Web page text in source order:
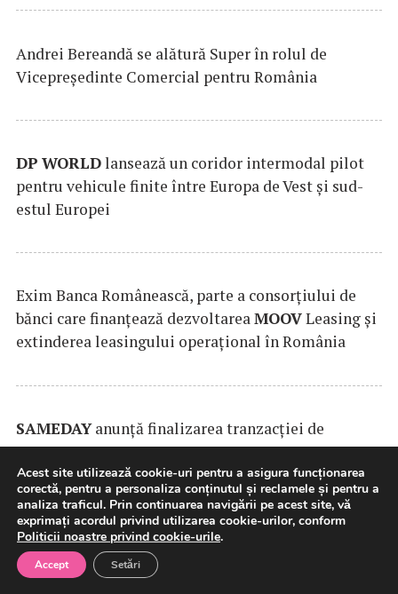
Andrei Bereandă se alătură Super în rolul de
Vicepreședinte Comercial pentru România
DP WORLDlansează un coridor intermodal pilot
pentru vehicule finite între Europa de Vest și sud-
estul Europei
Exim Banca Românească, parte a consorțiului de
bănci care finanțează dezvoltareaMOOVLeasing și
extinderea leasingului operațional în România
SAMEDAYanunță finalizarea tranzacției de
achiziție a Cargus
Acest site utilizează cookie-uri pentru a asigura funcționarea
corectă, pentru a personaliza conținutul și reclamele și pentru a
analiza traficul. Prin continuarea navigării pe acest site, vă
exprimați acordul privind utilizarea cookie-urilor, conform
Politicii noastre privind cookie-urile.
Accept Setări